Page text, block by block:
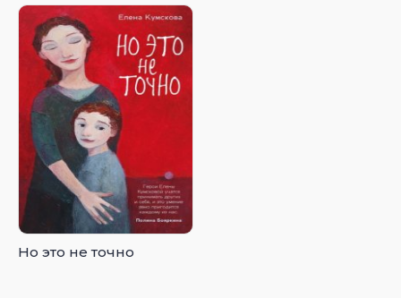
Но это не точно